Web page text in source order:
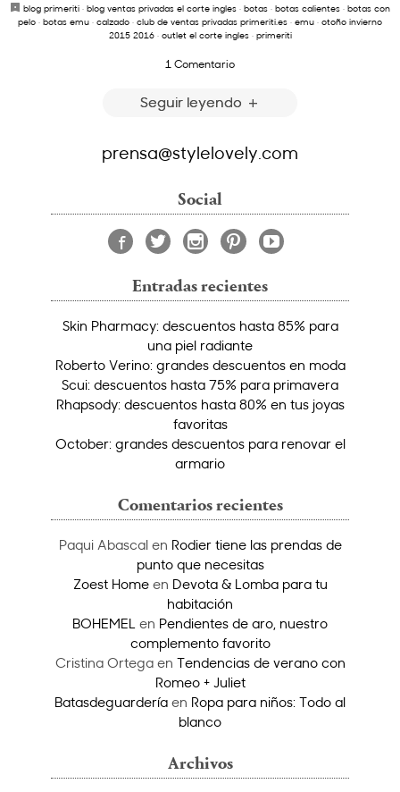
blog primeriti · blog ventas privadas el corte ingles · botas · botas calientes · botas con
pelo · botas emu · calzado · club de ventas privadas primeriti.es · emu · otoño invierno
2015 2016· outlet el corte ingles· primeriti
1 Comentario
Seguir leyendo
prensa@stylelovely.com
Social
Entradas recientes
Skin Pharmacy: descuentos hasta 85% para
una piel radiante
Roberto Verino: grandes descuentos en moda
Scui: descuentos hasta 75% para primavera
Rhapsody: descuentos hasta 80% en tus joyas
favoritas
October: grandes descuentos para renovar el
armario
Comentarios recientes
Paqui Abascalen Rodier tiene las prendas de
punto que necesitas
Zoest Homeen Devota & Lomba para tu
habitación
BOHEMEL en Pendientes de aro, nuestro
complemento favorito
Cristina Ortegaen Tendencias de verano con
Romeo + Juliet
Batasdeguardería en Ropa para niños: Todo al
blanco
Archivos